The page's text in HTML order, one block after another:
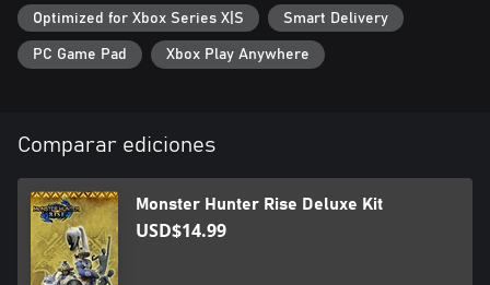
Optimized for Xbox Series X|S Smart Delivery
PC Game Pad Xbox Play Anywhere
Comparar ediciones
Monster Hunter Rise Deluxe Kit
USD$14.99